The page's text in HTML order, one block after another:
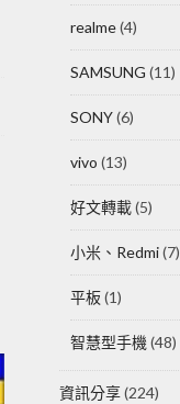
realme(4)
SAMSUNG (11)
SONY(6)
vivo (13)
好文轉載(5)
小米、Redmi(7)
平板(1)
智慧型手機 (48)
資訊分享(224)